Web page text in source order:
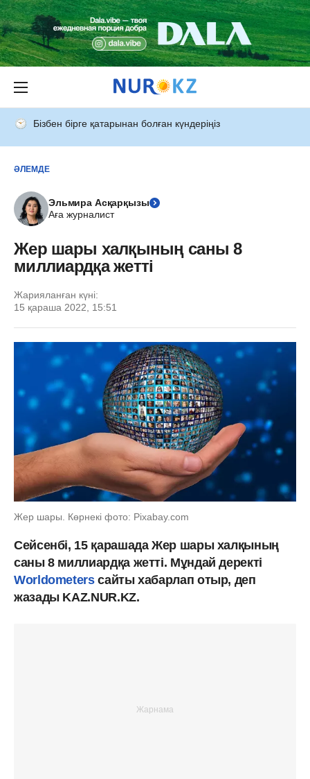
Бізбен бірге қатарынан болған күндеріңіз
ӘЛЕМДЕ
Эльмира Асқарқызы
Аға журналист
Жер шары халқының саны 8
миллиардқа жетті
Жарияланған күні:
15 қараша 2022, 15:51
Жер шары. Көрнекі фото: Pixabay.com
Сейсенбі, 15 қарашада Жер шары халқының
саны 8 миллиардқа жетті. Мұндай деректі
Worldometersсайты хабарлап отыр, деп
жазады KAZ.NUR.KZ.